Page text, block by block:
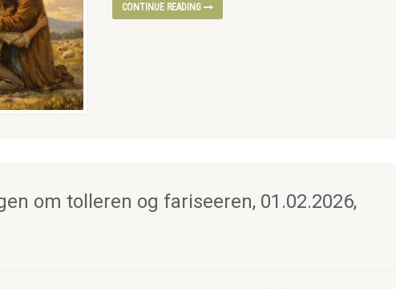
CONTINUE READING
om tolleren og fariseeren, 01.02.2026,